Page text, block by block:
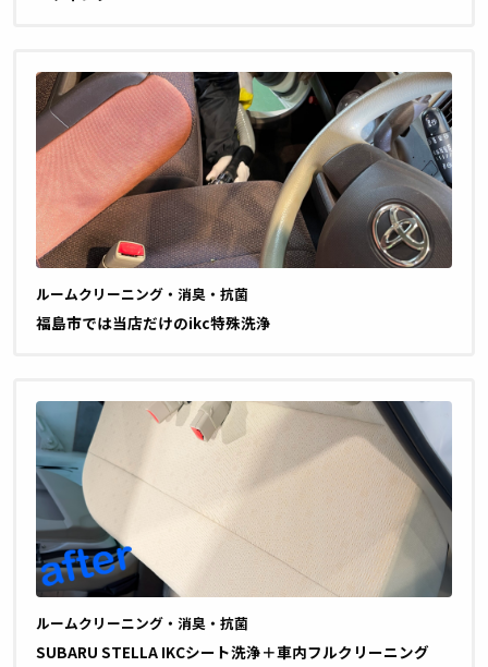
ルームクリーニング・消臭・抗菌
福島市では当店だけのikc特殊洗浄
ルームクリーニング・消臭・抗菌
SUBARU STELLA IKCシート洗浄＋車内フルクリーニング